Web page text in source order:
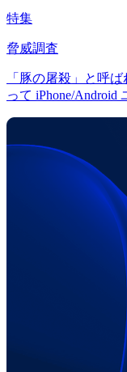
特集
脅威調査
「豚の屠殺」と呼
って iPhone/Android